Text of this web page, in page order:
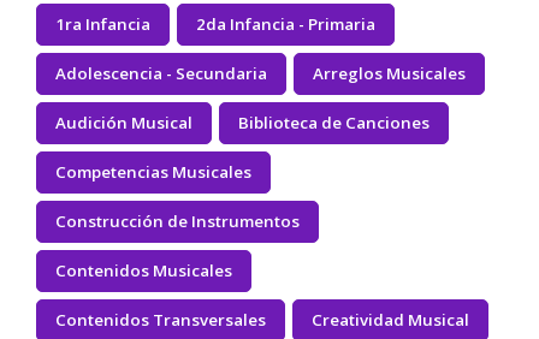
1ra Infancia 2da Infancia - Primaria
Adolescencia - Secundaria Arreglos Musicales
Audición Musical Biblioteca de Canciones
Competencias Musicales
Construcción de Instrumentos
Contenidos Musicales
Contenidos Transversales Creatividad Musical